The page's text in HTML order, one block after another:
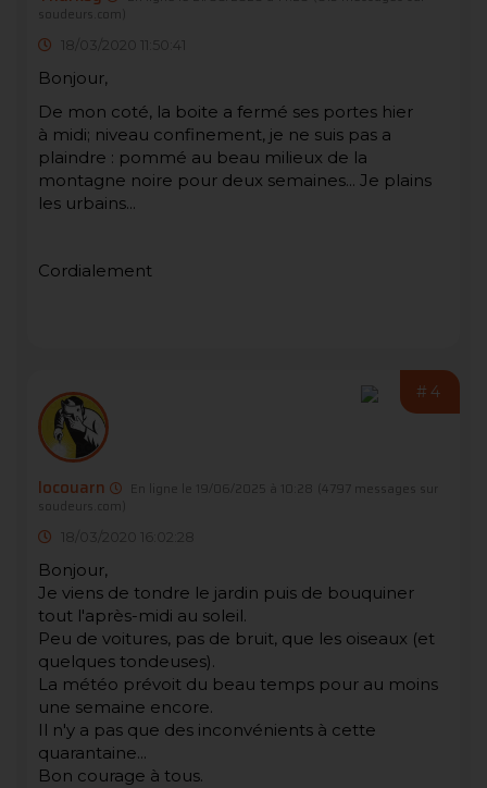
soudeurs.com)
18/03/2020 11:50:41
Bonjour,
De mon coté, la boite a fermé ses portes hier
à midi; niveau confinement, je ne suis pas a
plaindre : pommé au beau milieux de la
montagne noire pour deux semaines... Je plains
les urbains...
Cordialement
#4
locouarn En ligne le 19/06/2025 à 10:28
(4797 messages sur
soudeurs.com)
18/03/2020 16:02:28
Bonjour,
Je viens de tondre le jardin puis de bouquiner
tout l'après-midi au soleil.
Peu de voitures, pas de bruit, que les oiseaux (et
quelques tondeuses).
La météo prévoit du beau temps pour au moins
une semaine encore.
Il n'y a pas que des inconvénients à cette
quarantaine...
Bon courage à tous.